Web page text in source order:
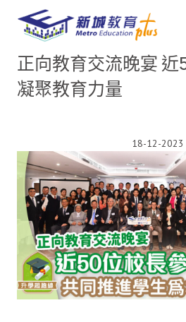
正向教育交流晚宴
凝聚教育力量
18-12-2023